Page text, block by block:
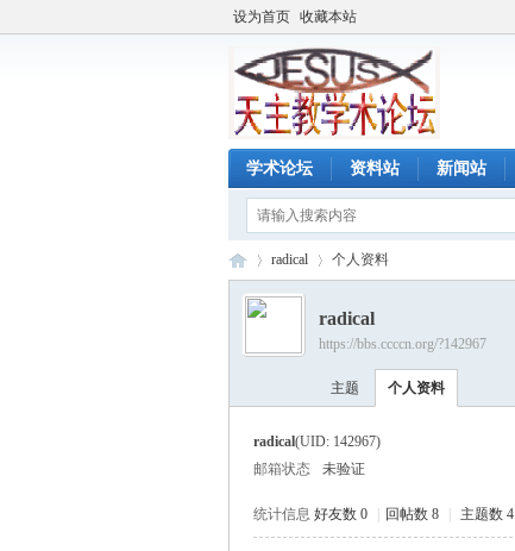
设为首页 收藏本站
学术论坛 资料站 新闻站
›
radical 个人资料
radical
https://bbs.ccccn.org/?142967
主题 个人资料
radical(UID: 142967)
邮箱状态
未验证
统计信息 好友数 0 回帖数 8 主题数 4